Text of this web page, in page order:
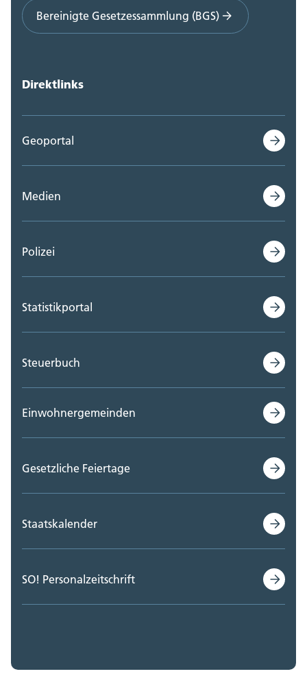
Bereinigte Gesetzessammlung (BGS)
Direktlinks
Geoportal
Medien
Polizei
Statistikportal
Steuerbuch
Einwohnergemeinden
Gesetzliche Feiertage
Staatskalender
SO! Personalzeitschrift